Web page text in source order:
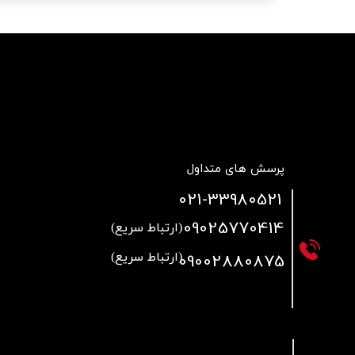
پرسش های متداول
021-33980521
09025770414(ارتباط سریع)
09002880875(ارتباط سریع)